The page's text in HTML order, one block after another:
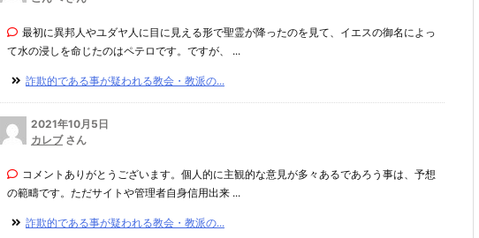
最初に異邦人やユダヤ人に目に見える形で聖霊が降ったのを見て、イエスの御名によっ
て水の浸しを命じたのはペテロです。ですが、 ...
詐欺的である事が疑われる教会・教派の...
2021年10月5日
カレブさん
コメントありがとうございます。個人的に主観的な意見が多々あるであろう事は、予想
の範疇です。ただサイトや管理者自身信用出来 ...
詐欺的である事が疑われる教会・教派の...